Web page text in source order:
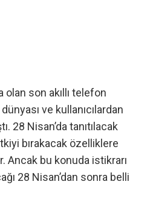
olan son akıllı telefon
ve kullanıcılardan
28 Nisan’da tanıtılacak
bırakacak özelliklere
Ancak bu konuda istikrarı
28 Nisan’dan sonra belli